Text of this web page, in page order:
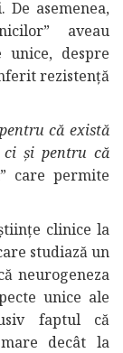
asemenea,
aveau
unice, despre
rezistență
că există
ci și pentru că
” care permite
clinice la
studiază un
neurogeneza
unice ale
faptul că
decât la